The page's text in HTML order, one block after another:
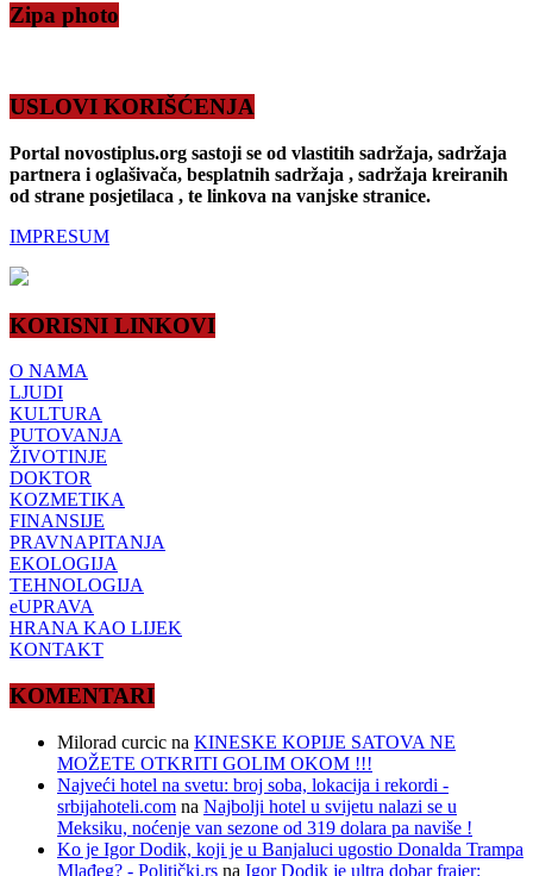
Zipa photo
USLOVI KORIŠĆENJA
Portal novostiplus.org sastoji se od vlastitih sadržaja, sadržaja
partnera i oglašivača, besplatnih sadržaja , sadržaja kreiranih
od strane posjetilaca , te linkova na vanjske stranice.
IMPRESUM
KORISNI LINKOVI
O NAMA
LJUDI
KULTURA
PUTOVANJA
ŽIVOTINJE
DOKTOR
KOZMETIKA
FINANSIJE
PRAVNAPITANJA
EKOLOGIJA
TEHNOLOGIJA
eUPRAVA
HRANA KAO LIJEK
KONTAKT
KOMENTARI
Milorad curcic na KINESKE KOPIJE SATOVA NE
MOŽETE OTKRITI GOLIM OKOM !!!
Najveći hotel na svetu: broj soba, lokacija i rekordi -
srbijahoteli.com na Najbolji hotel u svijetu nalazi se u
Meksiku, noćenje van sezone od 319 dolara pa naviše !
Ko je Igor Dodik, koji je u Banjaluci ugostio Donalda Trampa
Mlađeg? - Politički.rs na Igor Dodik je ultra dobar frajer: